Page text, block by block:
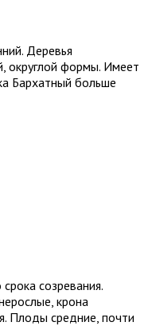
Деревья
округлой формы. Имеет
Бархатный больше
созревания.
крона
Плоды средние, почти